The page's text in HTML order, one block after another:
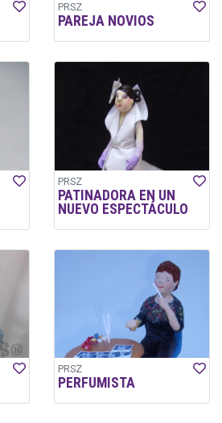
PRSZ
PAREJA NOVIOS
PRSZ
PATINADORA EN UN
NUEVO ESPECTÁCULO
PRSZ
PERFUMISTA